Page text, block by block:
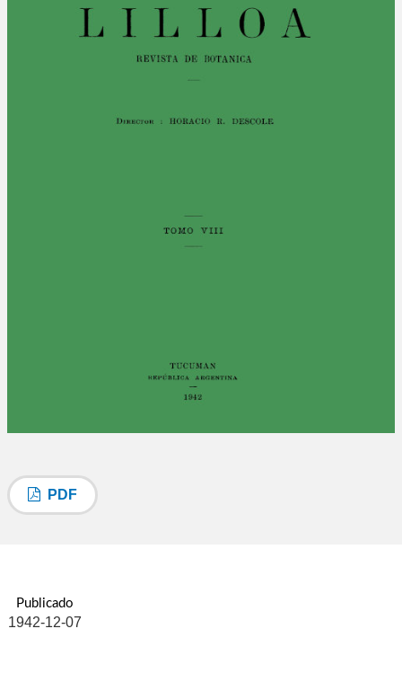
PDF
Publicado
1942-12-07